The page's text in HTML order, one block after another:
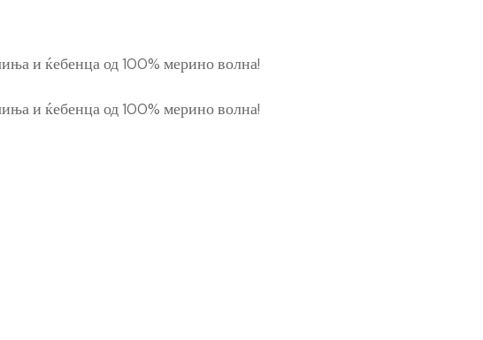
и ќебенца од 100% мерино волна!
и ќебенца од 100% мерино волна!